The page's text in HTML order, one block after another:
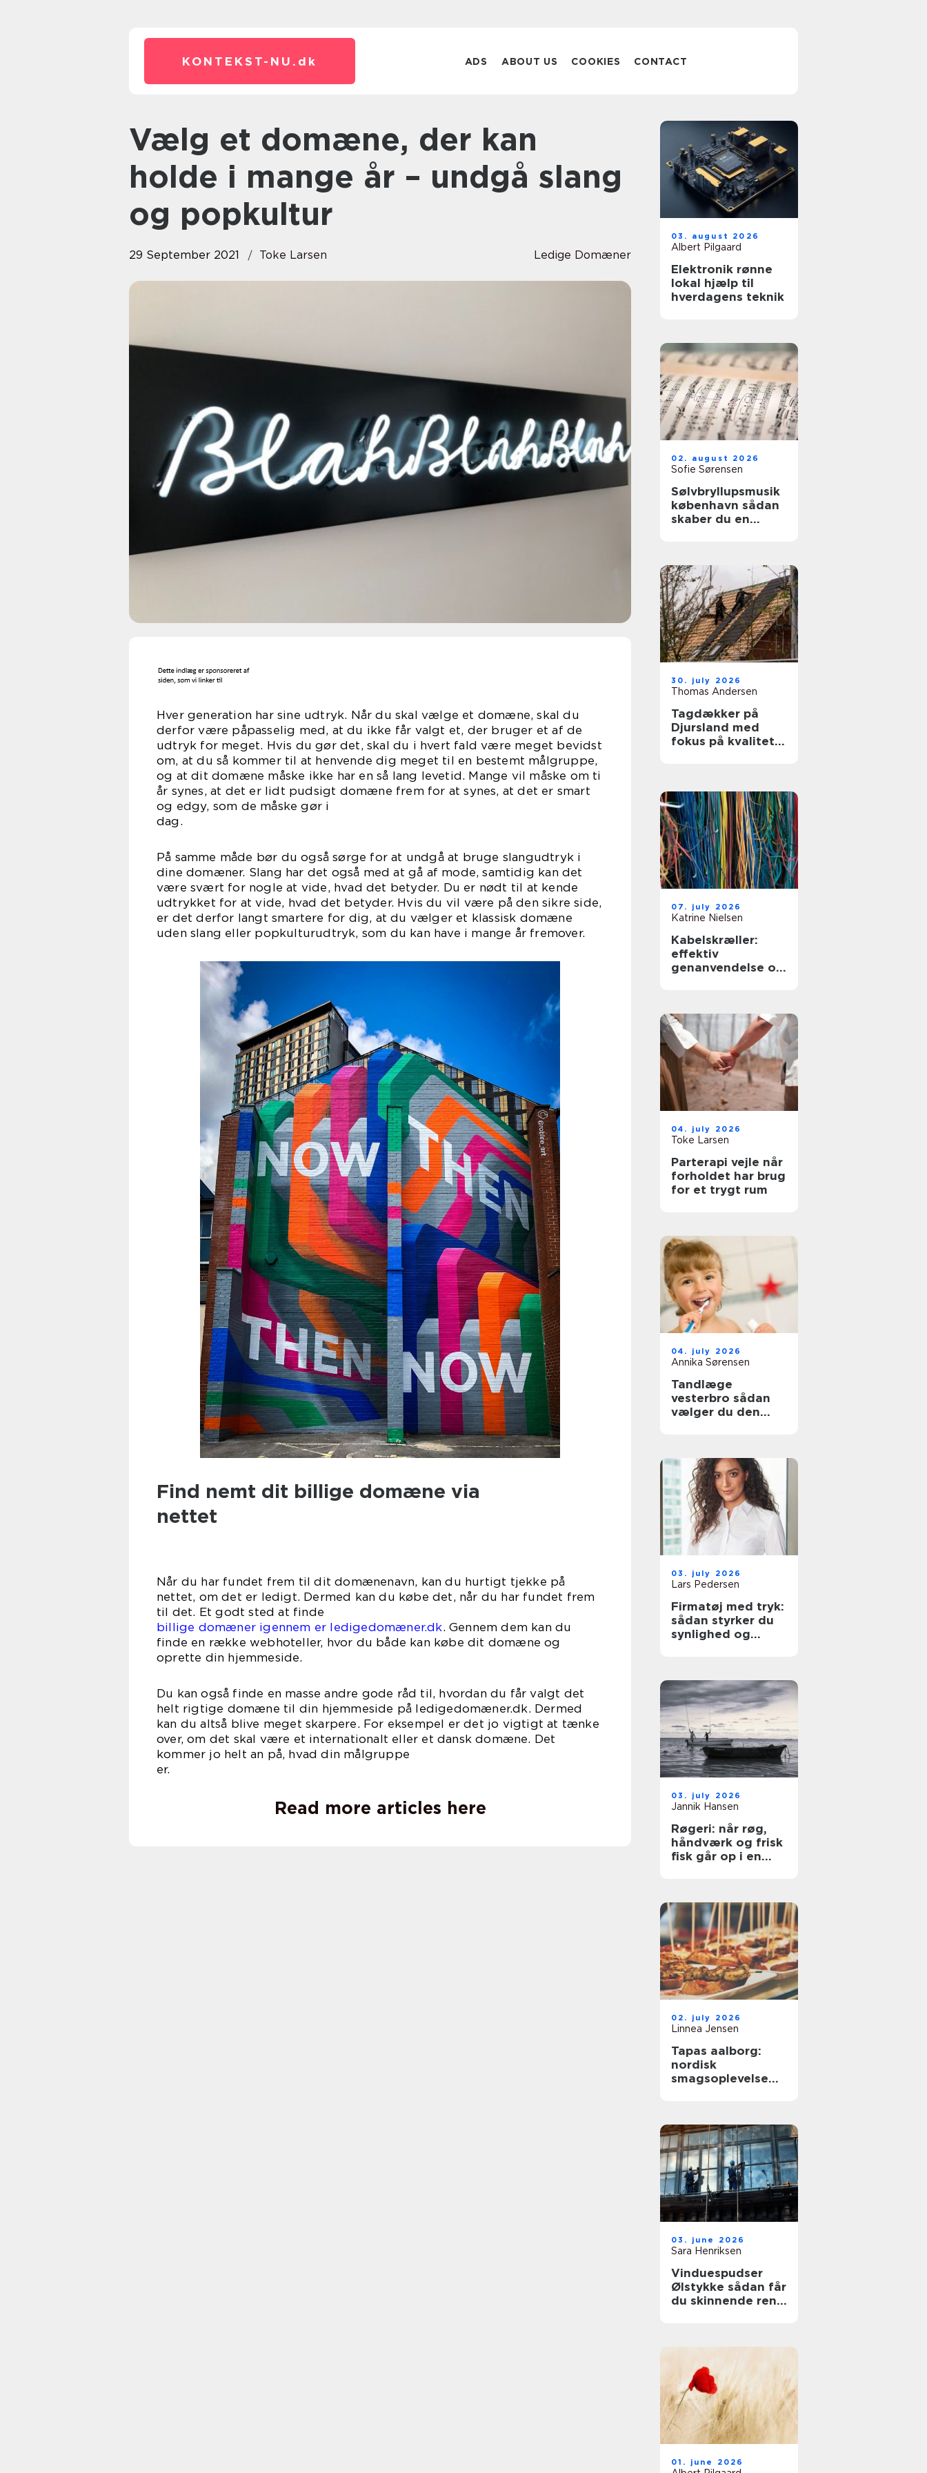
KONTEKST-NU. dk ADS ABOUT US COOKIES CONTACT
Vælg et domæne, der kan
holde i mange år – undgå slang
og popkultur
29 September 2021 Toke Larsen Ledige Domæner
Hver generation har sine udtryk. Når du skal vælge et domæne, skal du
derfor være påpasselig med, at du ikke får valgt et, der bruger et af de
udtryk for meget. Hvis du gør det, skal du i hvert fald være meget bevidst
om, at du så kommer til at henvende dig meget til en bestemt målgruppe,
og at dit domæne måske ikke har en så lang levetid. Mange vil måske om ti
år synes, at det er lidt pudsigt domæne frem for at synes, at det er smart
og edgy, som de måske gør i
dag.
På samme måde bør du også sørge for at undgå at bruge slangudtryk i
dine domæner. Slang har det også med at gå af mode, samtidig kan det
være svært for nogle at vide, hvad det betyder. Du er nødt til at kende
udtrykket for at vide, hvad det betyder. Hvis du vil være på den sikre side,
er det derfor langt smartere for dig, at du vælger et klassisk domæne
uden slang eller popkulturudtryk, som du kan have i mange år fremover.
Find nemt dit billige domæne via
nettet
Når du har fundet frem til dit domænenavn, kan du hurtigt tjekke på
nettet, om det er ledigt. Dermed kan du købe det, når du har fundet frem
til det. Et godt sted at finde
billige domæner igennem er ledigedomæner.dk. Gennem dem kan du
finde en række webhoteller, hvor du både kan købe dit domæne og
oprette din hjemmeside.
Du kan også finde en masse andre gode råd til, hvordan du får valgt det
helt rigtige domæne til din hjemmeside på ledigedomæner.dk. Dermed
kan du altså blive meget skarpere. For eksempel er det jo vigtigt at tænke
over, om det skal være et internationalt eller et dansk domæne. Det
kommer jo helt an på, hvad din målgruppe
er.
Read more articles here
03. august 2026
Albert Pilgaard
Elektronik rønne
lokal hjælp til
hverdagens teknik
02. august 2026
Sofie Sørensen
Sølvbryllupsmusik
københavn sådan
skaber du en
30. july 2026
Thomas Andersen
Tagdækker på
Djursland med
fokus på kvalitet
07. july 2026
Katrine Nielsen
Kabelskræller:
effektiv
genanvendelse og
04. july 2026
Toke Larsen
Parterapi vejle når
forholdet har brug
for et trygt rum
04. july 2026
Annika Sørensen
Tandlæge
vesterbro sådan
vælger du den
03. july 2026
Lars Pedersen
Firmatøj med tryk:
sådan styrker du
synlighed og
03. july 2026
Jannik Hansen
Røgeri: når røg,
håndværk og frisk
fisk går op i en
02. july 2026
Linnea Jensen
Tapas aalborg:
nordisk
smagsoplevelse
03. june 2026
Sara Henriksen
Vinduespudser
Ølstykke sådan får
du skinnende rene
01. june 2026